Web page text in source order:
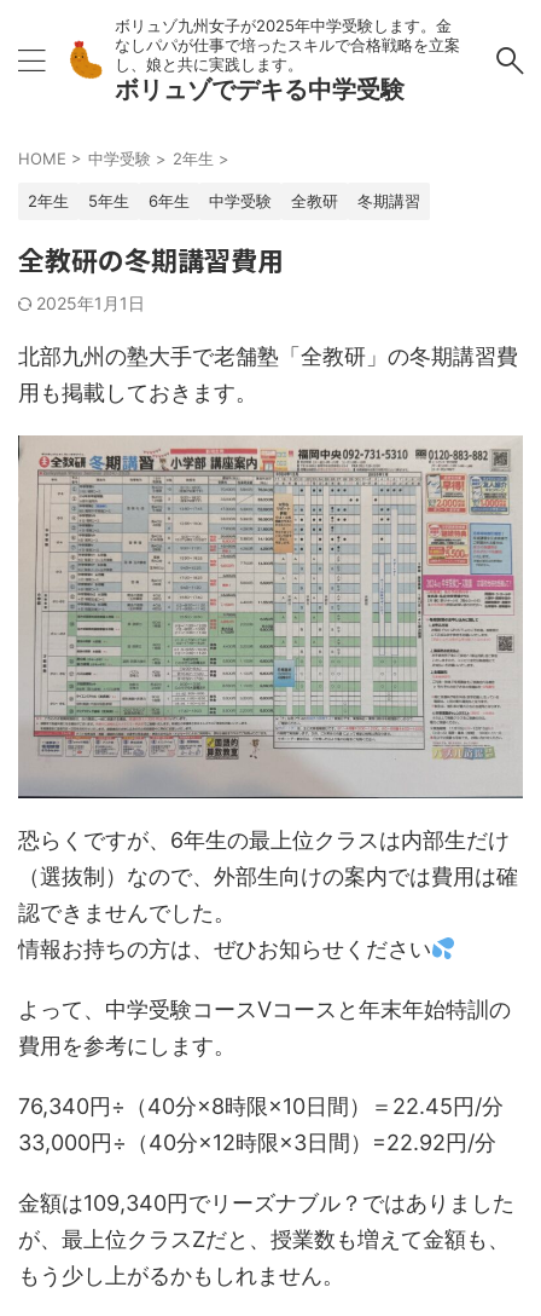
ボリュゾ九州女子が2025年中学受験します。金
なしパパが仕事で培ったスキルで合格戦略を立案
し、娘と共に実践します。
ボリュゾでデキる中学受験
HOME > 中学受験 > 2年生 >
2年生 5年生 6年生 中学受験 全教研 冬期講習
全教研の冬期講習費用
2025年1月1日
北部九州の塾大手で老舗塾「全教研」の冬期講習費
用も掲載しておきます。
恐らくですが、6年生の最上位クラスは内部生だけ
（選抜制）なので、外部生向けの案内では費用は確
認できませんでした。
情報お持ちの方は、ぜひお知らせください
よって、中学受験コースVコースと年末年始特訓の
費用を参考にします。
76,340円÷（40分×8時限×10日間）＝22.45円/分
33,000円÷（40分×12時限×3日間）=22.92円/分
金額は109,340円でリーズナブル？ではありました
が、最上位クラスZだと、授業数も増えて金額も、
もう少し上がるかもしれません。